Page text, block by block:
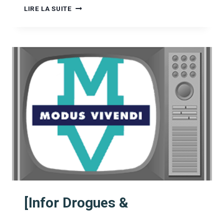
LIRE LA SUITE[INFOR
TV]
ENTRETIEN
AVEC
ENADEN
S’ADAPTER
AUX
NOUVELLES
SITUATIONS
[Infor Drogues &